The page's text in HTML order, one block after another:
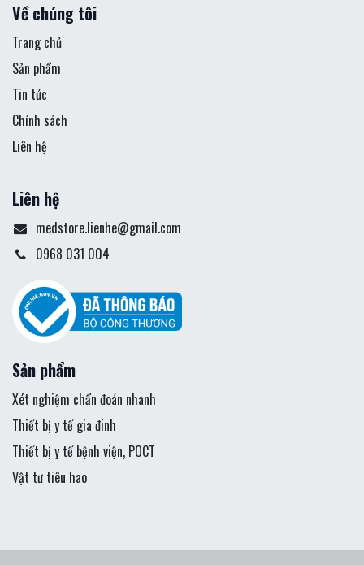
Về chúng tôi
Trang chủ
Sản phẩm
Tin tức
Chính sách
Liên hệ
Liên hệ
medstore.lienhe@gmail.com
0968 031 004
Sản phẩm
Xét nghiệm chẩn đoán nhanh
Thiết bị y tế gia đinh
Thiết bị y tế bệnh viện, POCT
Vật tư tiêu hao